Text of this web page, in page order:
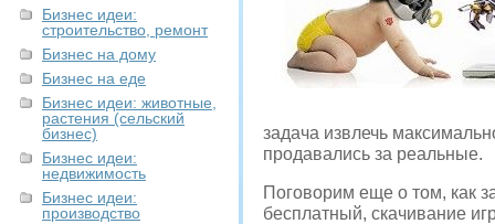
Бизнес идеи:
строительство, ремонт
Бизнес на дому
Бизнес на еде
Бизнес идеи: животные,
растения (сельский
бизнес)
Бизнес идеи:
недвижимость
Бизнес идеи:
производство
задача извлечь
продавались за реальные.
Поговорим еще о том, как
бесплатный, скачивание